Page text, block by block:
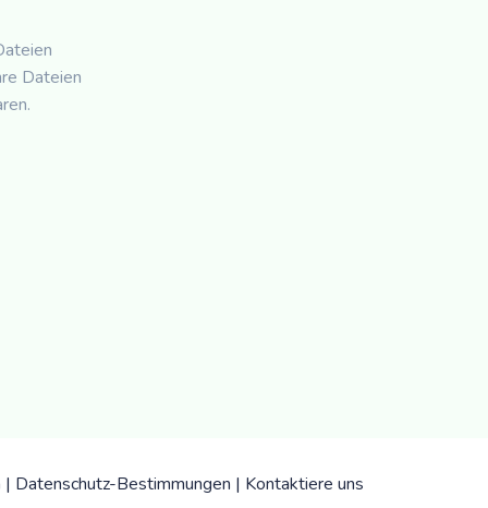
Dateien
| Datenschutz-Bestimmungen | Kontaktiere uns